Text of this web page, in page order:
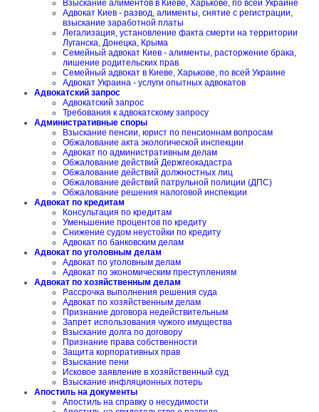
Взыскание алиментов в Киеве, Харькове, по всей Украине
Адвокат Киев - развод, алименты, снятие с регистрации,
взыскание заработной платы
Легализация, установление факта смерти на территории
Луганска, Донецка, Крыма
Семейный адвокат Киев - алименты, расторжение брака,
лишение родительских прав
Семейный адвокат в Киеве, Харькове, по всей Украине
Адвокат Украина - услуги опытных адвокатов
Адвокатский запрос
Адвокатский запрос
Требования к адвокатскому запросу
Административные споры
Взыскание пенсии, юрист по пенсионнам вопросам
Обжалование акта экологической инспекции
Адвокат по административным делам
Обжалование действий Держгеокадастра
Обжалование действий должностных лиц
Обжалование действий патрульной полиции (ДПС)
Обжалование решения налоговой инспекции
Адвокат по кредитам
Консультация по кредитам
Уменьшение процентов по кредиту
Снижение судом неустойки по кредиту
Адвокат по банковским делам
Адвокат по уголовным делам
Адвокат по уголовным делам
Адвокат по экономическим преступлениям
Адвокат по хозяйственным делам
Рассрочка выполнения решения суда
Адвокат по хозяйственным делам
Признание договора недействительным
Запрет использования чужого имущества
Взыскание долга по договору
Признание права собственности
Защита корпоративных прав
Взыскание пени
Исковое заявление в хозяйственный суд
Взыскание инфляционных потерь
Апостиль на документы
Апостиль на справку о несудимости